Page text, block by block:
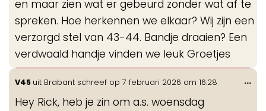
en maar zien wat er gebeurd zonder wat af te
spreken. Hoe herkennen we elkaar? Wij zijn een
verzorgd stel van 43-44. Bandje draaien? Een
verdwaald handje vinden we leuk Groetjes
V45 uit Brabant schreef op 7 februari 2026 om 16:28
Hey Rick, heb je zin om a.s. woensdag
...